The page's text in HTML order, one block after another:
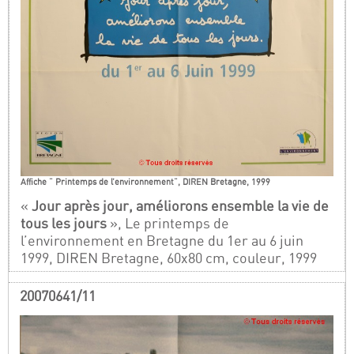
Affiche " Printemps de l’environnement", DIREN Bretagne, 1999
«Jour après jour, améliorons ensemble la vie de
tous les jours », Le printemps de
l’environnement en Bretagne du 1er au 6 juin
1999, DIREN Bretagne, 60x80 cm, couleur, 1999
20070641/11